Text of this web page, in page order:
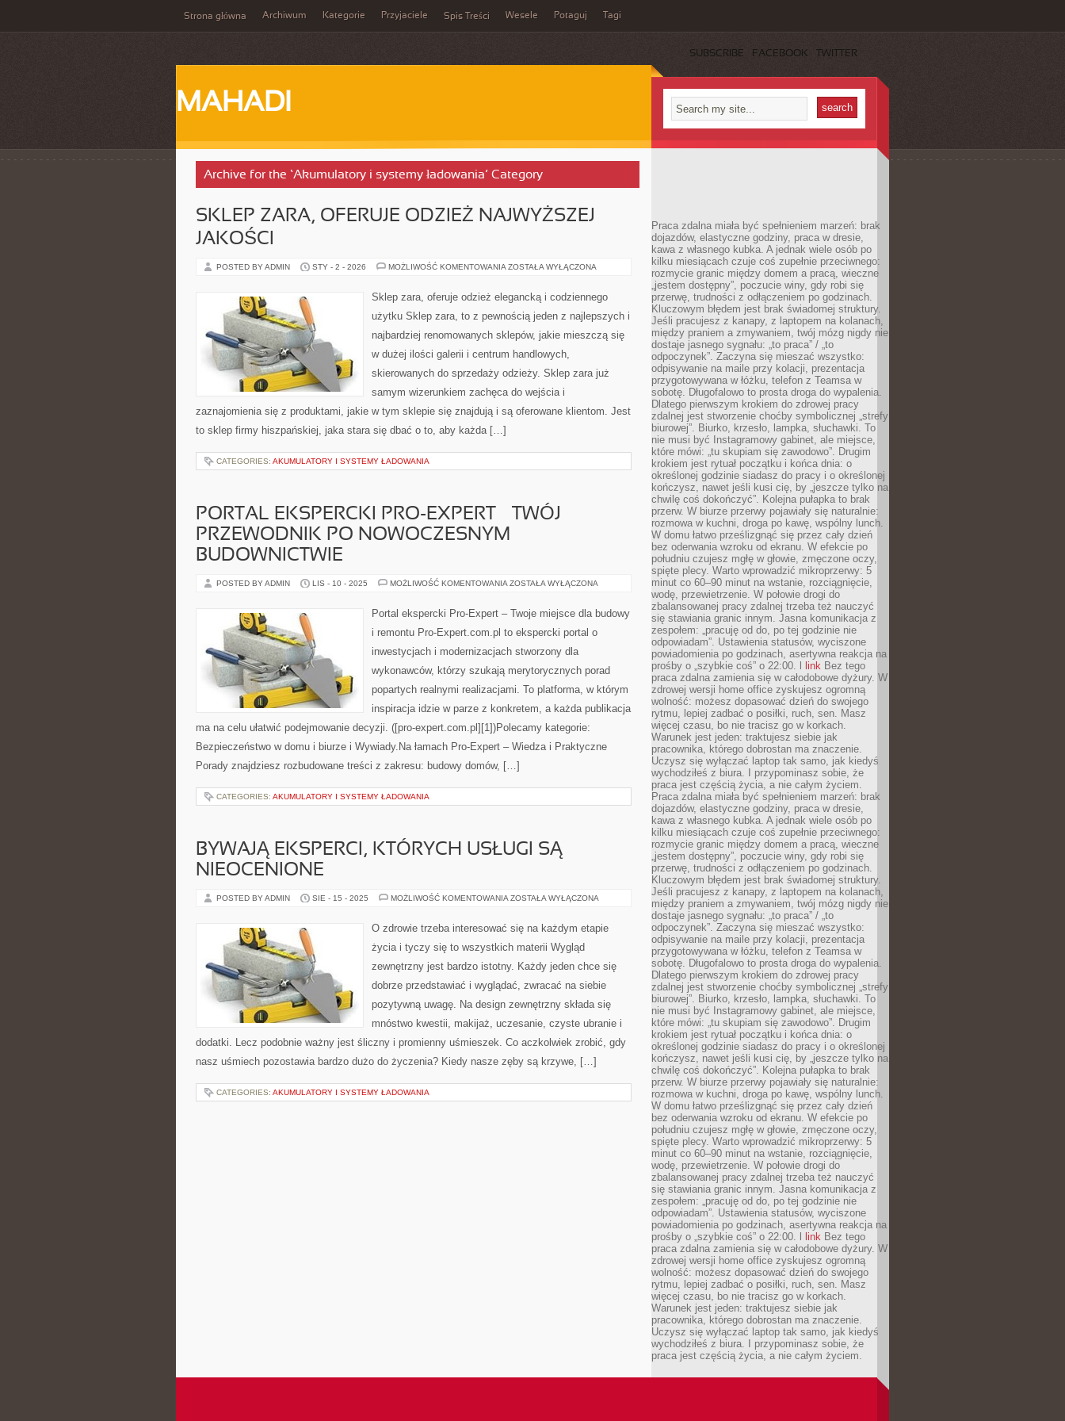
Strona główna Archiwum Kategorie Przyjaciele Spis Treści Wesele Potaguj Tagi
SUBSCRIBE FACEBOOK TWITTER
MAHADI
Archive for the ‘Akumulatory i systemy ładowania’ Category
SKLEP ZARA, OFERUJE ODZIEŻ NAJWYŻSZEJ
JAKOŚCI
POSTED BY ADMIN STY - 2 - 2026 MOŻLIWOŚĆ KOMENTOWANIA SKLEP
ODZIEŻ
NAJWYŻSZEJ
ZOSTAŁA WYŁĄCZONA
Sklep zara, oferuje odzież elegancką i codziennego
użytku Sklep zara, to z pewnością jeden z najlepszych i
najbardziej renomowanych sklepów, jakie mieszczą się
w dużej ilości galerii i centrum handlowych,
skierowanych do sprzedaży odzieży. Sklep zara już
samym wizerunkiem zachęca do wejścia i
zaznajomienia się z produktami, jakie w tym sklepie się znajdują i są oferowane klientom. Jest
to sklep firmy hiszpańskiej, jaka stara się dbać o to, aby każda […]
CATEGORIES: AKUMULATORY I SYSTEMY ŁADOWANIA
PORTAL EKSPERCKI PRO-EXPERT – TWÓJ
PRZEWODNIK PO NOWOCZESNYM
BUDOWNICTWIE
POSTED BY ADMIN LIS - 10 - 2025 MOŻLIWOŚĆ KOMENTOWANIA PORTAL
EXPERT
–
PRZEWODNIK
NOWOCZESNYM
ZOSTAŁA WYŁĄCZONA
Portal ekspercki Pro-Expert – Twoje miejsce dla budowy
i remontu Pro-Expert.com.pl to ekspercki portal o
inwestycjach i modernizacjach stworzony dla
wykonawców, którzy szukają merytorycznych porad
popartych realnymi realizacjami. To platforma, w którym
inspiracja idzie w parze z konkretem, a każda publikacja
ma na celu ułatwić podejmowanie decyzji. ([pro-expert.com.pl][1])Polecamy kategorie:
Bezpieczeństwo w domu i biurze i Wywiady.Na łamach Pro-Expert – Wiedza i Praktyczne
Porady znajdziesz rozbudowane treści z zakresu: budowy domów, […]
CATEGORIES: AKUMULATORY I SYSTEMY ŁADOWANIA
BYWAJĄ EKSPERCI, KTÓRYCH USŁUGI SĄ
NIEOCENIONE
POSTED BY ADMIN SIE - 15 - 2025 MOŻLIWOŚĆ KOMENTOWANIA BYWAJĄ
USŁUGI
SĄ
ZOSTAŁA WYŁĄCZONA
O zdrowie trzeba interesować się na każdym etapie
życia i tyczy się to wszystkich materii Wygląd
zewnętrzny jest bardzo istotny. Każdy jeden chce się
dobrze przedstawiać i wyglądać, zwracać na siebie
pozytywną uwagę. Na design zewnętrzny składa się
mnóstwo kwestii, makijaż, uczesanie, czyste ubranie i
dodatki. Lecz podobnie ważny jest śliczny i promienny uśmieszek. Co aczkolwiek zrobić, gdy
nasz uśmiech pozostawia bardzo dużo do życzenia? Kiedy nasze zęby są krzywe, […]
CATEGORIES: AKUMULATORY I SYSTEMY ŁADOWANIA
Praca zdalna miała być spełnieniem marzeń: brak
dojazdów, elastyczne godziny, praca w dresie,
kawa z własnego kubka. A jednak wiele osób po
kilku miesiącach czuje coś zupełnie przeciwnego:
rozmycie granic między domem a pracą, wieczne
„jestem dostępny”, poczucie winy, gdy robi się
przerwę, trudności z odłączeniem po godzinach.
Kluczowym błędem jest brak świadomej struktury.
Jeśli pracujesz z kanapy, z laptopem na kolanach,
między praniem a zmywaniem, twój mózg nigdy nie
dostaje jasnego sygnału: „to praca” / „to
odpoczynek”. Zaczyna się mieszać wszystko:
odpisywanie na maile przy kolacji, prezentacja
przygotowywana w łóżku, telefon z Teamsa w
sobotę. Długofalowo to prosta droga do wypalenia.
Dlatego pierwszym krokiem do zdrowej pracy
zdalnej jest stworzenie choćby symbolicznej „strefy
biurowej”. Biurko, krzesło, lampka, słuchawki. To
nie musi być Instagramowy gabinet, ale miejsce,
które mówi: „tu skupiam się zawodowo”. Drugim
krokiem jest rytuał początku i końca dnia: o
określonej godzinie siadasz do pracy i o określonej
kończysz, nawet jeśli kusi cię, by „jeszcze tylko na
chwilę coś dokończyć”. Kolejna pułapka to brak
przerw. W biurze przerwy pojawiały się naturalnie:
rozmowa w kuchni, droga po kawę, wspólny lunch.
W domu łatwo prześlizgnąć się przez cały dzień
bez oderwania wzroku od ekranu. W efekcie po
południu czujesz mgłę w głowie, zmęczone oczy,
spięte plecy. Warto wprowadzić mikroprzerwy: 5
minut co 60–90 minut na wstanie, rozciągnięcie,
wodę, przewietrzenie. W połowie drogi do
zbalansowanej pracy zdalnej trzeba też nauczyć
się stawiania granic innym. Jasna komunikacja z
zespołem: „pracuję od do, po tej godzinie nie
odpowiadam”. Ustawienia statusów, wyciszone
powiadomienia po godzinach, asertywna reakcja na
prośby o „szybkie coś” o 22:00. l
link Bez tego
praca zdalna zamienia się w całodobowe dyżury. W
zdrowej wersji home office zyskujesz ogromną
wolność: możesz dopasować dzień do swojego
rytmu, lepiej zadbać o posiłki, ruch, sen. Masz
więcej czasu, bo nie tracisz go w korkach.
Warunek jest jeden: traktujesz siebie jak
pracownika, którego dobrostan ma znaczenie.
Uczysz się wyłączać laptop tak samo, jak kiedyś
wychodziłeś z biura. I przypominasz sobie, że
praca jest częścią życia, a nie całym życiem.
Praca zdalna miała być spełnieniem marzeń: brak
dojazdów, elastyczne godziny, praca w dresie,
kawa z własnego kubka. A jednak wiele osób po
kilku miesiącach czuje coś zupełnie przeciwnego:
rozmycie granic między domem a pracą, wieczne
„jestem dostępny”, poczucie winy, gdy robi się
przerwę, trudności z odłączeniem po godzinach.
Kluczowym błędem jest brak świadomej struktury.
Jeśli pracujesz z kanapy, z laptopem na kolanach,
między praniem a zmywaniem, twój mózg nigdy nie
dostaje jasnego sygnału: „to praca” / „to
odpoczynek”. Zaczyna się mieszać wszystko:
odpisywanie na maile przy kolacji, prezentacja
przygotowywana w łóżku, telefon z Teamsa w
sobotę. Długofalowo to prosta droga do wypalenia.
Dlatego pierwszym krokiem do zdrowej pracy
zdalnej jest stworzenie choćby symbolicznej „strefy
biurowej”. Biurko, krzesło, lampka, słuchawki. To
nie musi być Instagramowy gabinet, ale miejsce,
które mówi: „tu skupiam się zawodowo”. Drugim
krokiem jest rytuał początku i końca dnia: o
określonej godzinie siadasz do pracy i o określonej
kończysz, nawet jeśli kusi cię, by „jeszcze tylko na
chwilę coś dokończyć”. Kolejna pułapka to brak
przerw. W biurze przerwy pojawiały się naturalnie:
rozmowa w kuchni, droga po kawę, wspólny lunch.
W domu łatwo prześlizgnąć się przez cały dzień
bez oderwania wzroku od ekranu. W efekcie po
południu czujesz mgłę w głowie, zmęczone oczy,
spięte plecy. Warto wprowadzić mikroprzerwy: 5
minut co 60–90 minut na wstanie, rozciągnięcie,
wodę, przewietrzenie. W połowie drogi do
zbalansowanej pracy zdalnej trzeba też nauczyć
się stawiania granic innym. Jasna komunikacja z
zespołem: „pracuję od do, po tej godzinie nie
odpowiadam”. Ustawienia statusów, wyciszone
powiadomienia po godzinach, asertywna reakcja na
prośby o „szybkie coś” o 22:00. l
link Bez tego
praca zdalna zamienia się w całodobowe dyżury. W
zdrowej wersji home office zyskujesz ogromną
wolność: możesz dopasować dzień do swojego
rytmu, lepiej zadbać o posiłki, ruch, sen. Masz
więcej czasu, bo nie tracisz go w korkach.
Warunek jest jeden: traktujesz siebie jak
pracownika, którego dobrostan ma znaczenie.
Uczysz się wyłączać laptop tak samo, jak kiedyś
wychodziłeś z biura. I przypominasz sobie, że
praca jest częścią życia, a nie całym życiem.